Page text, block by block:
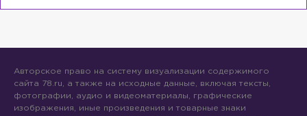
Авторское право на систему визуализации содержимого
сайта 78.ru, а также на исходные данные, включая тексты,
фотографии, аудио и видеоматериалы, графические
изображения, иные произведения и товарные знаки